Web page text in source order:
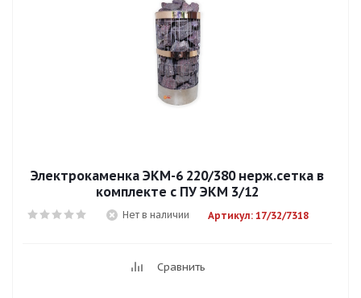
Электрокаменка ЭКМ-6 220/380 нерж.сетка в
комплекте с ПУ ЭКМ 3/12
Нет в наличии Артикул: 17/32/7318
Сравнить